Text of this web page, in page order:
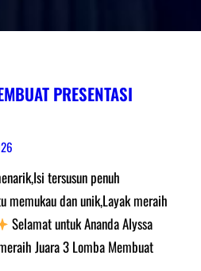
PRESENTASI
tersusun penuh
memukau dan unik,Layak meraih
Selamat untuk Ananda Alyssa
Juara 3 Lomba Membuat